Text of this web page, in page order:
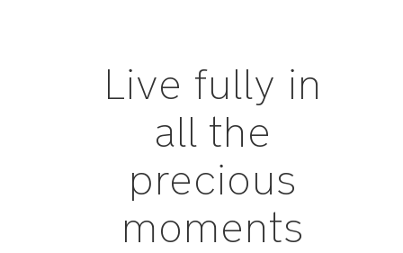
Live fully in
all the
precious
moments